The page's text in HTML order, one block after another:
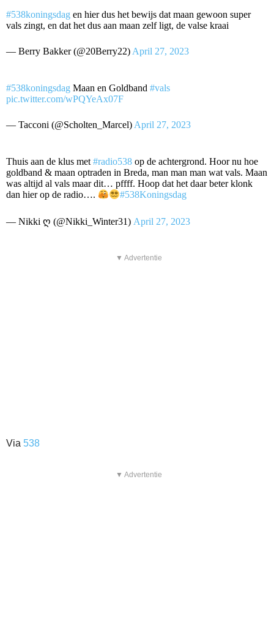
#538koningsdag en hier dus het bewijs dat maan gewoon super
vals zingt, en dat het dus aan maan zelf ligt, de valse kraai
— Berry Bakker (@20Berry22) April 27, 2023
#538koningsdag Maan en Goldband #vals
pic.twitter.com/wPQYeAx07F
— Tacconi (@Scholten_Marcel) April 27, 2023
Thuis aan de klus met #radio538 op de achtergrond. Hoor nu hoe
goldband & maan optraden in Breda, man man man wat vals. Maan
was altijd al vals maar dit… pffff. Hoop dat het daar beter klonk
dan hier op de radio….
#538Koningsdag
— Nikki ღ (@Nikki_Winter31) April 27, 2023
▼ Advertentie
Via 538
▼ Advertentie